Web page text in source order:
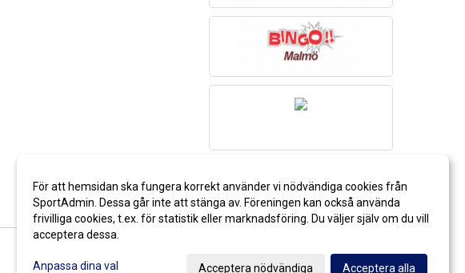
För att hemsidan ska fungera korrekt använder vi nödvändiga cookies från
SportAdmin. Dessa går inte att stänga av. Föreningen kan också använda
frivilliga cookies, t.ex. för statistik eller marknadsföring. Du väljer själv om du vill
acceptera dessa.
Anpassa dina val Acceptera nödvändiga Acceptera alla